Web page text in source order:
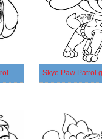
Tekenen Skye Paw Patrol gratis eenvoudig